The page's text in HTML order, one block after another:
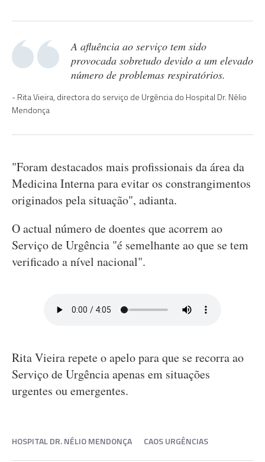
A afluência ao serviço tem sido
provocada sobretudo devido a um elevado
número de problemas respiratórios.
Rita Vieira, directora do serviço de Urgência do Hospital Dr. Nélio
Mendonça
"Foram destacados mais profissionais da área da
Medicina Interna para evitar os constrangimentos
originados pela situação", adianta.
O actual número de doentes que acorrem ao
Serviço de Urgência "é semelhante ao que se tem
verificado a nível nacional".
Rita Vieira repete o apelo para que se recorra ao
Serviço de Urgência apenas em situações
urgentes ou emergentes.
HOSPITAL DR. NÉLIO MENDONÇA CAOS URGÊNCIAS